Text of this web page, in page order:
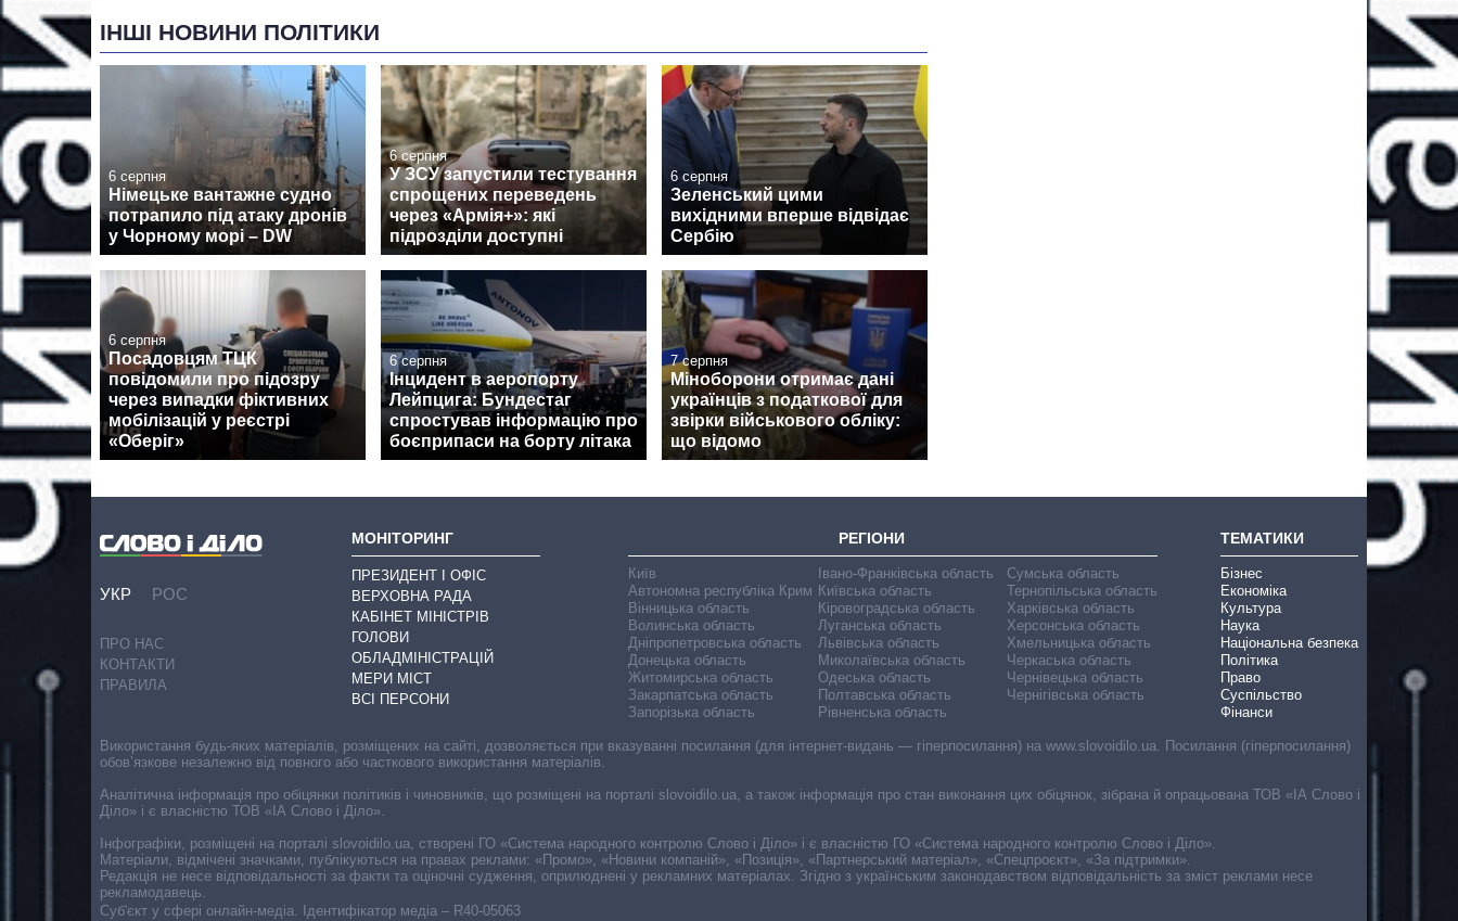
ІНШІ НОВИНИ ПОЛІТИКИ
6 серпня
Німецьке вантажне судно
потрапило під атаку дронів
у Чорному морі – DW
6 серпня
У ЗСУ запустили тестування
спрощених переведень
через «Армія+»: які
підрозділи доступні
6 серпня
Зеленський цими
вихідними вперше відвідає
Сербію
6 серпня
Посадовцям ТЦК
повідомили про підозру
через випадки фіктивних
мобілізацій у реєстрі
«Оберіг»
6 серпня
Інцидент в аеропорту
Лейпцига: Бундестаг
спростував інформацію про
боєприпаси на борту літака
7 серпня
Міноборони отримає дані
українців з податкової для
звірки військового обліку:
що відомо
УКР РОС
ПРО НАС
КОНТАКТИ
ПРАВИЛА
МОНІТОРИНГ
ПРЕЗИДЕНТ І ОФІС
ВЕРХОВНА РАДА
КАБІНЕТ МІНІСТРІВ
ГОЛОВИ
ОБЛАДМІНІСТРАЦІЙ
МЕРИ МІСТ
ВСІ ПЕРСОНИ
РЕГІОНИ
Київ
Автономна республіка Крим
Вінницька область
Волинська область
Дніпропетровська область
Донецька область
Житомирська область
Закарпатська область
Запорізька область
Івано-Франківська область
Київська область
Кіровоградська область
Луганська область
Львівська область
Миколаївська область
Одеська область
Полтавська область
Рівненська область
Сумська область
Тернопільська область
Харківська область
Херсонська область
Хмельницька область
Черкаська область
Чернівецька область
Чернігівська область
ТЕМАТИКИ
Бізнес
Економіка
Культура
Наука
Національна безпека
Політика
Право
Суспільство
Фінанси
Cуб'єкт у сфері онлайн-медіа. Ідентифікатор медіа – R40-05063
Використання будь-яких матеріалів, розміщених на сайті, дозволяється при вказуванні посилання (для інтернет-видань — гіперпосилання) на www.slovoidilo.ua. Посилання (гіперпосилання)
обов’язкове незалежно від повного або часткового використання матеріалів.
Аналітична інформація про обіцянки політиків і чиновників, що розміщені на порталі slovoidilo.ua, а також інформація про стан виконання цих обіцянок, зібрана й опрацьована ТОВ «ІА Слово і
Діло» і є власністю ТОВ «ІА Слово і Діло».
Інфографіки, розміщені на порталі slovoidilo.ua, створені ГО «Система народного контролю Слово і Діло» і є власністю ГО «Система народного контролю Слово і Діло».
Матеріали, відмічені значками, публікуються на правах реклами: «Промо», «Новини компаній», «Позиція», «Партнерський матеріал», «Спецпроєкт», «За підтримки».
Редакція не несе відповідальності за факти та оціночні судження, оприлюднені у рекламних матеріалах. Згідно з українським законодавством відповідальність за зміст реклами несе
рекламодавець.